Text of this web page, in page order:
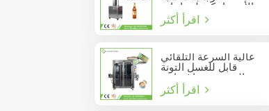
الأوتوماتيكية لزجاجات
النبيذ الزجاجية
عالية السرعة التلقائي
قابل للغسل التونة
السردين فراغ حاوية
المأكولات البحرية القصدير
يمكن السدادة